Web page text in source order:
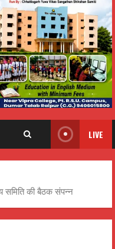
LIVE
समिति की बैठक संपन्न